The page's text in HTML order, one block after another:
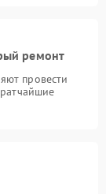
ремонт
провести